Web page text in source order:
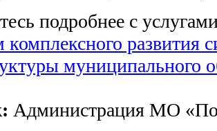
подробнее с
развития
муниципального
Администрация МО